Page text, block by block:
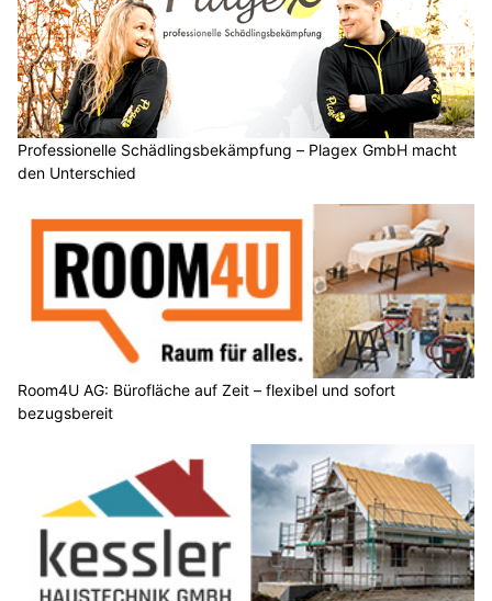
Professionelle Schädlingsbekämpfung – Plagex GmbH macht
den Unterschied
Room4U AG: Bürofläche auf Zeit – flexibel und sofort
bezugsbereit